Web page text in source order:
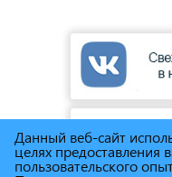
Данный веб-сайт
целях предоставления
пользовательского